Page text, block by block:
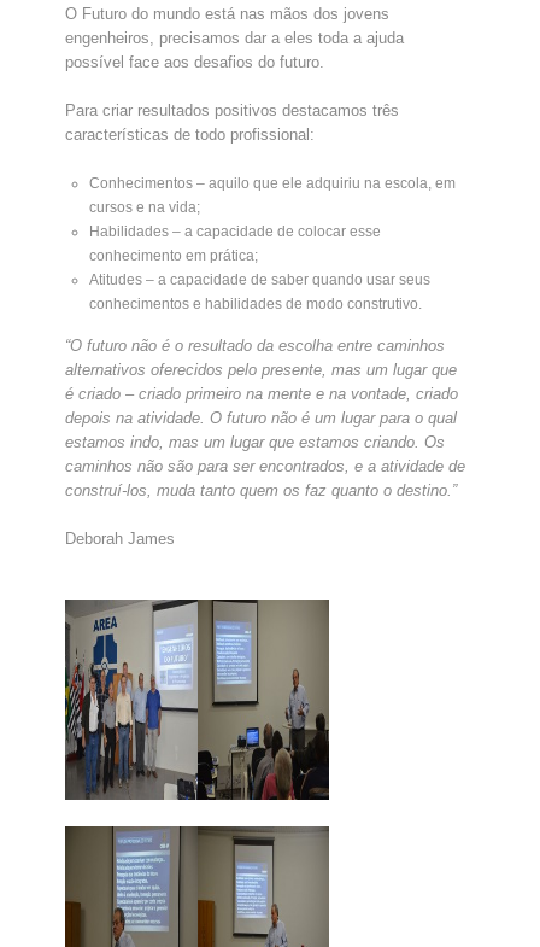
O Futuro do mundo está nas mãos dos jovens
engenheiros, precisamos dar a eles toda a ajuda
possível face aos desafios do futuro.
Para criar resultados positivos destacamos três
características de todo profissional:
Conhecimentos – aquilo que ele adquiriu na escola, em
cursos e na vida;
Habilidades – a capacidade de colocar esse
conhecimento em prática;
Atitudes – a capacidade de saber quando usar seus
conhecimentos e habilidades de modo construtivo.
“O futuro não é o resultado da escolha entre caminhos
alternativos oferecidos pelo presente, mas um lugar que
é criado – criado primeiro na mente e na vontade, criado
depois na atividade. O futuro não é um lugar para o qual
estamos indo, mas um lugar que estamos criando. Os
caminhos não são para ser encontrados, e a atividade de
construí-los, muda tanto quem os faz quanto o destino.”
Deborah James